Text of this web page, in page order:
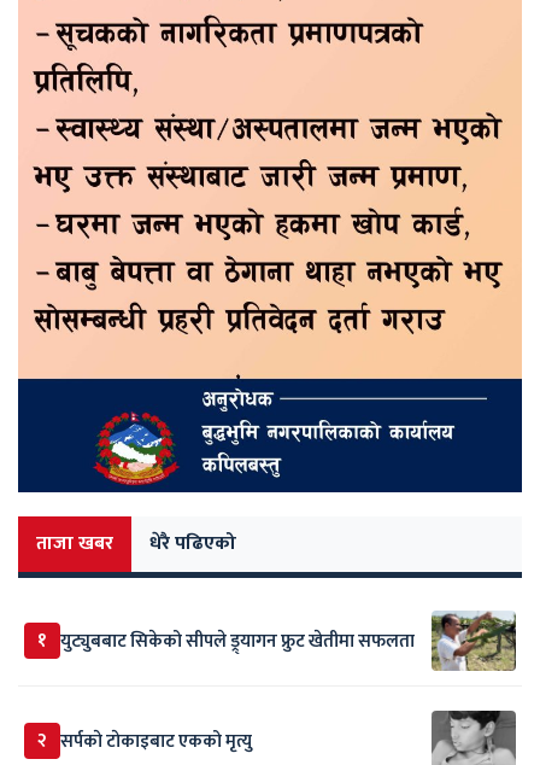
ताजा खबर धेरै पढिएको
१ युट्युबबाट सिकेको सीपले ड्र्यागन फ्रुट खेतीमा सफलता
२ सर्पकाे टाेकाइबाट एकको मृत्यु